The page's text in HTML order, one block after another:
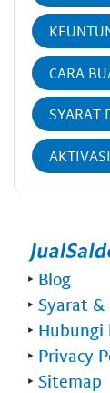
CARA
SYARAT
‣ Blog
‣ Syarat
‣ Hubungi
‣ Privacy
‣ Sitemap